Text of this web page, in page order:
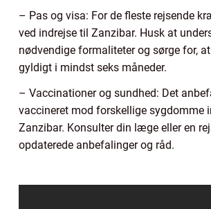
– Pas og visa: For de fleste rejsende
ved indrejse til Zanzibar. Husk at
nødvendige formaliteter og sørge for,
gyldigt i mindst seks måneder.
– Vaccinationer og sundhed: Det
vaccineret mod forskellige sygdomme
Zanzibar. Konsulter din læge eller en
opdaterede anbefalinger og råd.